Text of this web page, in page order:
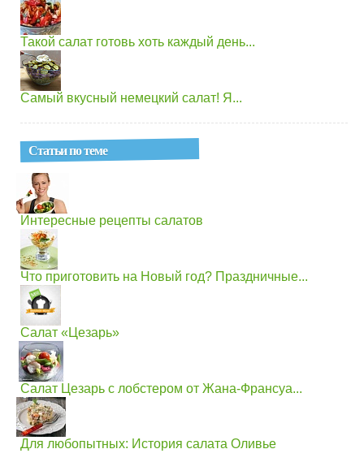
Такой салат готовь хоть каждый день...
Самый вкусный немецкий салат! Я...
Статьи по теме
Интересные рецепты салатов
Что приготовить на Новый год? Праздничные...
Салат «Цезарь»
Салат Цезарь с лобстером от Жана-Франсуа...
Для любопытных: История салата Оливье